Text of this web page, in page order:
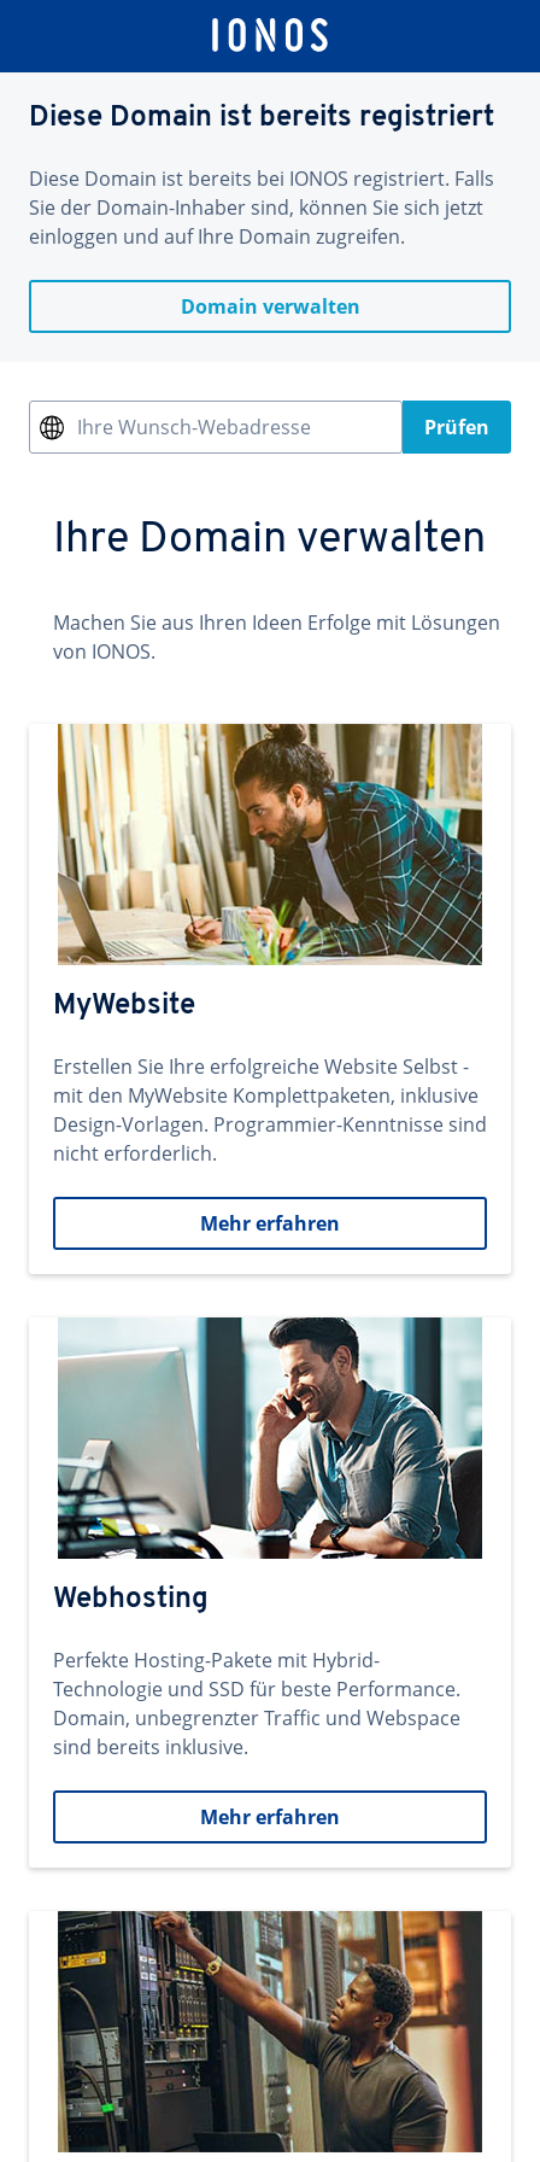
Diese Domain ist bereits registriert
Diese Domain ist bereits bei IONOS registriert. Falls
Sie der Domain-Inhaber sind, können Sie sich jetzt
einloggen und auf Ihre Domain zugreifen.
Domain verwalten
Ihre Wunsch-Webadresse Prüfen
Ihre Domain verwalten
Machen Sie aus Ihren Ideen Erfolge mit Lösungen
von IONOS.
MyWebsite
Erstellen Sie Ihre erfolgreiche Website Selbst -
mit den MyWebsite Komplettpaketen, inklusive
Design-Vorlagen. Programmier-Kenntnisse sind
nicht erforderlich.
Mehr erfahren
Webhosting
Perfekte Hosting-Pakete mit Hybrid-
Technologie und SSD für beste Performance.
Domain, unbegrenzter Traffic und Webspace
sind bereits inklusive.
Mehr erfahren